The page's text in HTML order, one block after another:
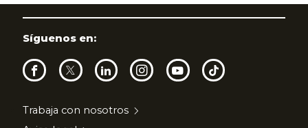
Trabaja con nosotros
Síguenos en: